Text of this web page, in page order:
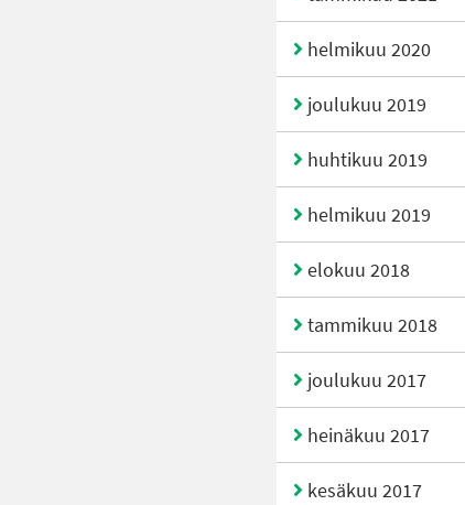
helmikuu 2020
joulukuu 2019
huhtikuu 2019
helmikuu 2019
elokuu 2018
tammikuu 2018
joulukuu 2017
heinäkuu 2017
kesäkuu 2017